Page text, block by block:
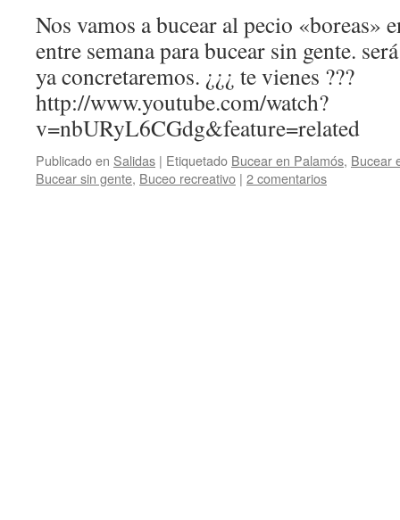
Mar
2
de
Nos vamos a bucear al pecio «boreas»
entre semana para bucear sin gente.
ya concretaremos. ¿¿¿ te vienes ???
http://www.youtube.com/watch?
v=nbURyL6CGdg&feature=related
Publicado en Salidas | Etiquetado Bucear en Palamós, Bucear
Bucear sin gente, Buceo recreativo | 2 comentarios